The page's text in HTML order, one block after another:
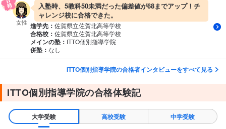
女性
入塾時、5教科50未満だった偏差値が68までアップ！チ
ャレンジ校に合格できた。
進学先： 佐賀県立佐賀北高等学校
合格校： 佐賀県立佐賀北高等学校
メインの塾： ITTO個別指導学院
併塾： なし
ITTO個別指導学院の合格者インタビューをすべて見る
ITTO個別指導学院の合格体験記
大学受験 高校受験 中学受験